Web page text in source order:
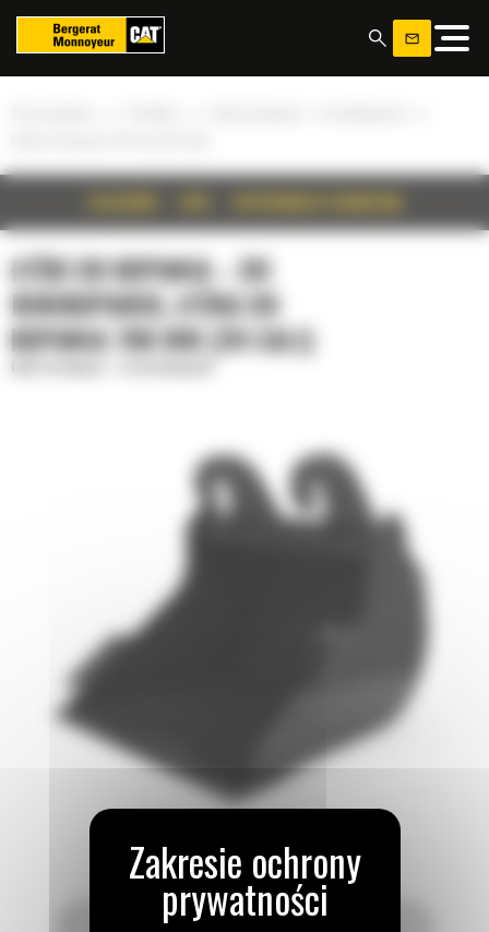
ŁYŻKI DO KOPANIA – DO
MINIKOPAREK, ŁYŻKA DO
KOPANIA 700 MM (28 CALI)
Panel zarządzania plikami cookies